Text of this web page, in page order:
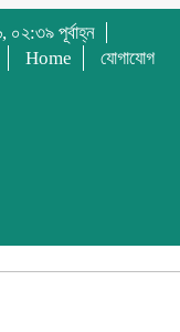
০২:৩৯ পূর্বাহ্ন
Home যোগাযোগ